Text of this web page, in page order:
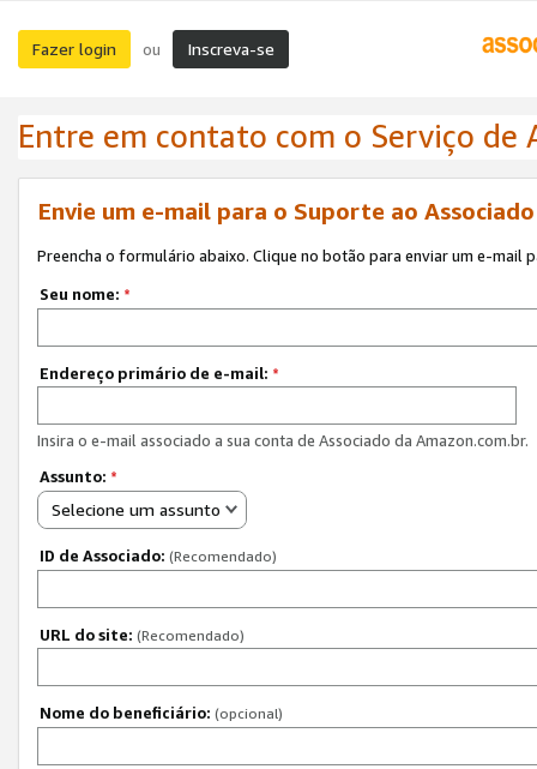
Fazer login ou Inscreva-se
Entre em contato com o Serviço de
Envie um e-mail para o Suporte ao
Preencha o formulário abaixo. Clique no botão para enviar um e-mail
Seu nome: *
Endereço primário de e-mail: *
Insira o e-mail associado a sua conta de Associado da Amazon.com.br.
Assunto: *
Selecione um assunto
ID de Associado: (Recomendado)
URL do site: (Recomendado)
Nome do beneficiário: (opcional)